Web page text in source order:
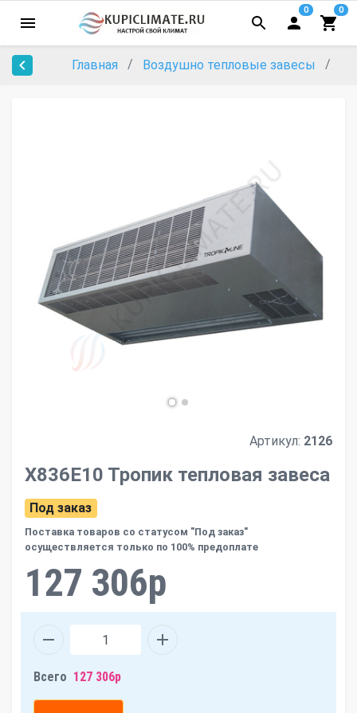
0 0
Главная Воздушно тепловые завесы
Артикул: 2126
Х836Е10 Тропик тепловая завеса
Под заказ
Поставка товаров со статусом "Под заказ"
осуществляется только по 100% предоплате
127 306р
Всего 127 306р